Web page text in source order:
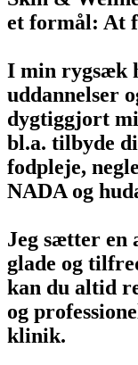
et formål: At
I min rygsæk
uddannelser
dygtiggjort
bl.a. tilbyde
fodpleje,
NADA og
Jeg sætter en
glade og
kan du altid
og
klinik.